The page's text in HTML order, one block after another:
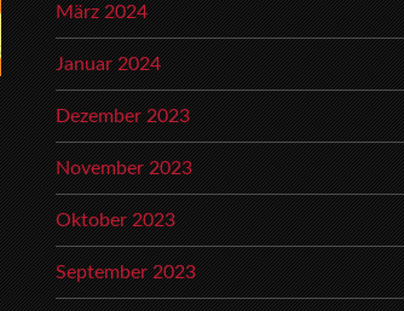
März 2024
Januar 2024
Dezember 2023
November 2023
Oktober 2023
September 2023